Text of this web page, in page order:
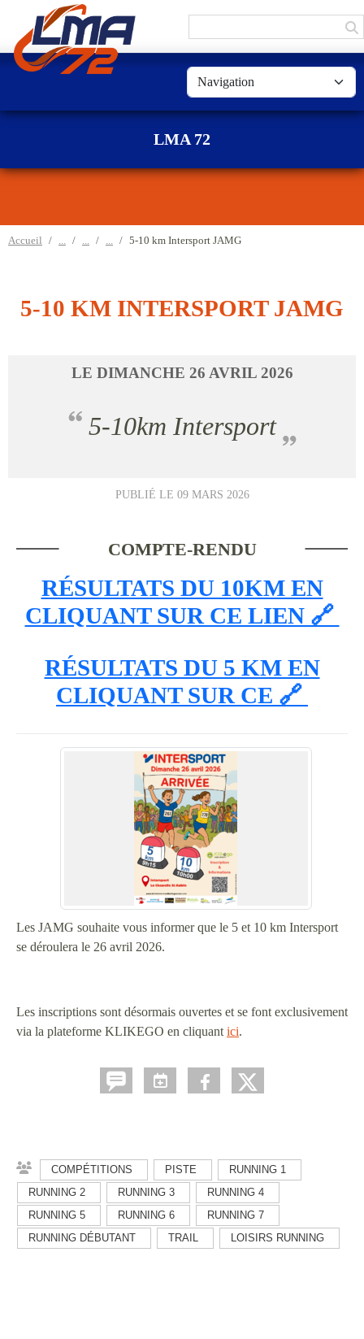
LMA 72
Accueil 5-10 km Intersport JAMG
5-10 KM INTERSPORT JAMG
LE DIMANCHE 26 AVRIL 2026
5-10km Intersport
PUBLIÉ LE 09 MARS 2026
COMPTE-RENDU
RÉSULTATS DU 10KM EN
CLIQUANT SUR CE LIEN 🔗
RÉSULTATS DU 5 KM EN
CLIQUANT SUR CE 🔗
Les JAMG souhaite vous informer que le 5 et 10 km Intersport
se déroulera le 26 avril 2026.
Les inscriptions sont désormais ouvertes et se font exclusivement
via la plateforme KLIKEGO en cliquant ici.
COMPÉTITIONS PISTE
RUNNING 1
RUNNING 2
RUNNING 3
RUNNING 4
RUNNING 5
RUNNING 6
RUNNING 7
RUNNING DÉBUTANT
TRAIL LOISIRS RUNNING
Panneau de gestion des cookies